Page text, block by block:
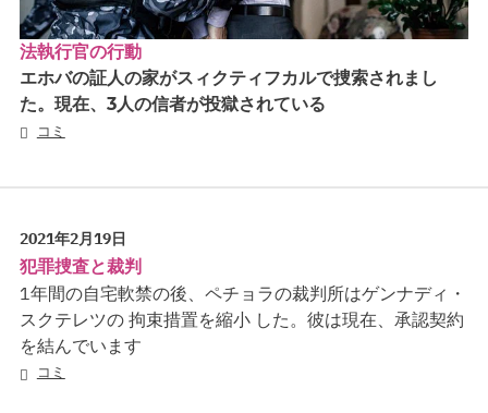
法執行官の行動
エホバの証人の家がスィクティフカルで捜索されまし
た。現在、3人の信者が投獄されている
コミ
2021年2月19日
犯罪捜査と裁判
1年間の自宅軟禁の後、ペチョラの裁判所はゲンナディ・
スクテレツの 拘束措置を縮小 した。彼は現在、承認契約
を結んでいます
コミ